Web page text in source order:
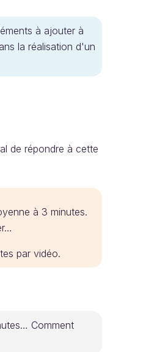
à ajouter à
la réalisation d'un
de répondre à cette
à 3 minutes.
par vidéo.
Comment